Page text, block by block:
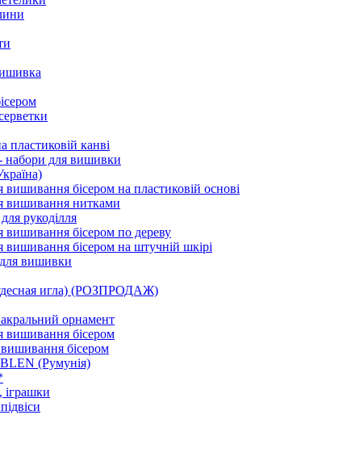
канві
набори для вишивки
бісером на пластиковій основі
вишивання нитками
рукоділля
вишивання бісером по дереву
вишивання бісером на штучній шкірі
вишивки
игла) (РОЗПРОДАЖ)
орнамент
вишивання бісером
бісером
(Румунія)
іграшки